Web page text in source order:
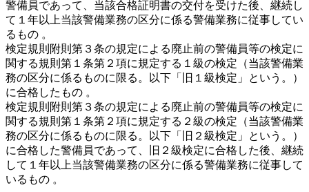
警備員であって、当該合格証明書の交付を受けた後、継続し
て１年以上当該警備業務の区分に係る警備業務に従事してい
るもの 。
検定規則附則第３条の規定による廃止前の警備員等の検定に
関する規則第１条第２項に規定する１級の検定（当該警備業
務の区分に係るものに限る。以下「旧１級検定」という。）
に合格したもの 。
検定規則附則第３条の規定による廃止前の警備員等の検定に
関する規則第１条第２項に規定する２級の検定（当該警備業
務の区分に係るものに限る。以下「旧２級検定」という。）
に合格した警備員であって、旧２級検定に合格した後、継続
して１年以上当該警備業務の区分に係る警備業務に従事して
いるもの 。